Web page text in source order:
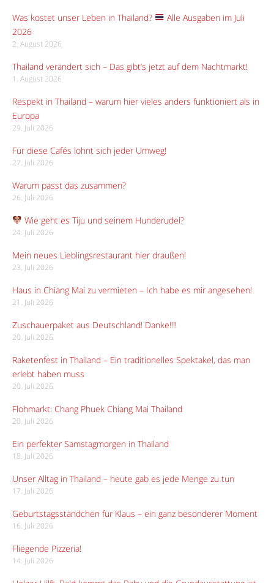
Was kostet unser Leben in Thailand?
Alle Ausgaben im Juli
2026
2. August 2026
Thailand verändert sich – Das gibt’s jetzt auf dem Nachtmarkt!
1. August 2026
Respekt in Thailand – warum hier vieles anders funktioniert als in
Europa
29. Juli 2026
Für diese Cafés lohnt sich jeder Umweg!
27. Juli 2026
Warum passt das zusammen?
26. Juli 2026
Wie geht es Tiju und seinem Hunderudel?
24. Juli 2026
Mein neues Lieblingsrestaurant hier draußen!
23. Juli 2026
Haus in Chiang Mai zu vermieten – Ich habe es mir angesehen!
21. Juli 2026
Zuschauerpaket aus Deutschland! Danke!!!!
20. Juli 2026
Raketenfest in Thailand – Ein traditionelles Spektakel, das man
erlebt haben muss
20. Juli 2026
Flohmarkt: Chang Phuek Chiang Mai Thailand
20. Juli 2026
Ein perfekter Samstagmorgen in Thailand
18. Juli 2026
Unser Alltag in Thailand – heute gab es jede Menge zu tun
17. Juli 2026
Geburtstagsständchen für Klaus – ein ganz besonderer Moment
16. Juli 2026
Fliegende Pizzeria!
14. Juli 2026